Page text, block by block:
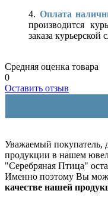
4. Оплата
производится
заказа курьерской
Средняя оценка товара
0
Оставить отзыв
Уважаемый покупатель,
продукции в нашем
"Серебряная Птица"
Именно поэтому Вы
качестве нашей